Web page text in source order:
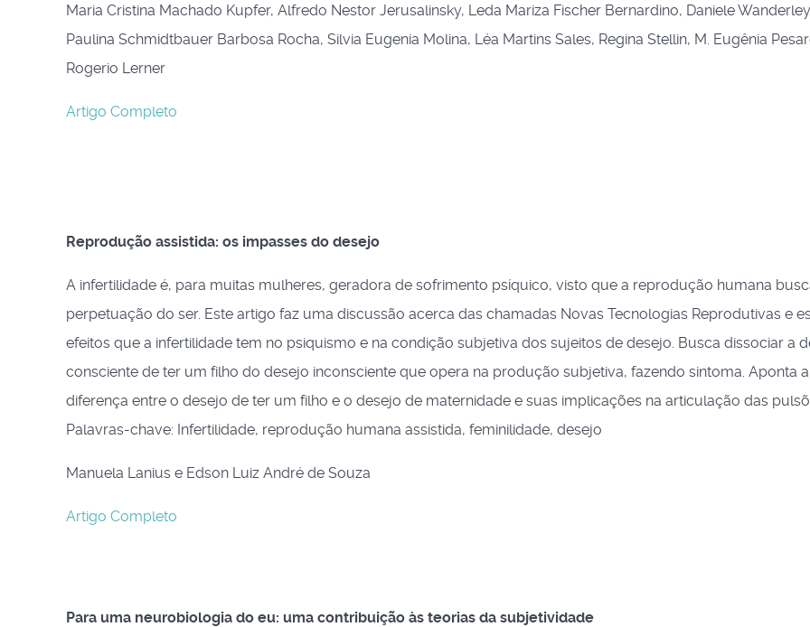
Maria Cristina Machado Kupfer, Alfredo Nestor Jerusalinsky, Leda Mariza Fischer Bernardino, Daniele
Paulina Schmidtbauer Barbosa Rocha, Silvia Eugenia Molina, Léa Martins Sales, Regina Stellin, M. Eugênia
Rogerio Lerner
Artigo Completo
Reprodução assistida: os impasses do desejo
A infertilidade é, para muitas mulheres, geradora de sofrimento psíquico, visto que a reprodução humana
perpetuação do ser. Este artigo faz uma discussão acerca das chamadas Novas Tecnologias Reprodutivas e
efeitos que a infertilidade tem no psiquismo e na condição subjetiva dos sujeitos de desejo. Busca dissociar a
consciente de ter um filho do desejo inconsciente que opera na produção subjetiva, fazendo sintoma. Aponta a
diferença entre o desejo de ter um filho e o desejo de maternidade e suas implicações na articulação das
Palavras-chave: Infertilidade, reprodução humana assistida, feminilidade, desejo
Manuela Lanius e Edson Luiz André de Souza
Artigo Completo
Para uma neurobiologia do eu: uma contribuição às teorias da subjetividade